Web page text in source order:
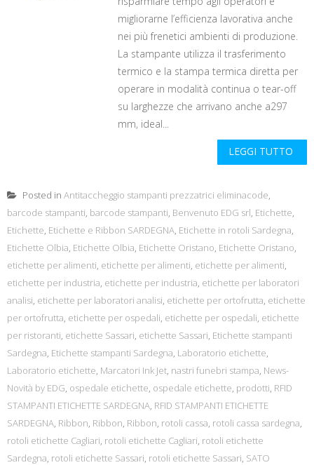
migliorarne l’efficienza lavorativa anche
nei più frenetici ambienti di produzione.
La stampante utilizza il trasferimento
termico e la stampa termica diretta per
operare in modalità continua o tear-off
su larghezze che arrivano anche a297
mm, ideal...
LEGGI TUTTO
Posted in Antitaccheggio stampanti prezzatrici eliminacode,
barcode stampanti, barcode stampanti, Benvenuto EDG srl, Etichette,
Etichette, Etichette e Ribbon SARDEGNA, Etichette in rotoli Sardegna,
Etichette Olbia, Etichette Olbia, Etichette Oristano, Etichette Oristano,
etichette per alimenti, etichette per alimenti, etichette per alimenti,
etichette per industria, etichette per industria, etichette per laboratori
analisi, etichette per laboratori analisi, etichette per ortofrutta, etichette
per ortofrutta, etichette per ospedali, etichette per ospedali, etichette
per ristoranti, etichette Sassari, etichette Sassari, Etichette stampanti
Sardegna, Etichette stampanti Sardegna, Laboratorio etichette,
Laboratorio etichette, Marcatori Ink Jet, nastri funebri stampa, News-
Novità by EDG, ospedale etichette, ospedale etichette, prodotti, RFID
STAMPANTI ETICHETTE SARDEGNA, RFID STAMPANTI ETICHETTE
SARDEGNA, Ribbon, Ribbon, Ribbon, rotoli cassa, rotoli cassa sardegna,
rotoli etichette Cagliari, rotoli etichette Cagliari, rotoli etichette
Sardegna, rotoli etichette Sassari, rotoli etichette Sassari, SATO